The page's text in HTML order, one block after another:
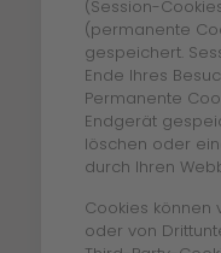
(Session-
(permanente
gespeichert.
Ende Ihres
Permanente
Endgerät
löschen oder
durch Ihren
Cookies können
oder von